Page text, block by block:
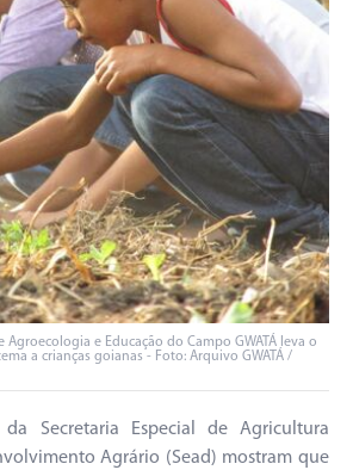
Agroecologia e Educação do Campo GWATÁ leva o
a crianças goianas - Foto: Arquivo GWATÁ /
Secretaria Especial de Agricultura
Agrário (Sead) mostram que